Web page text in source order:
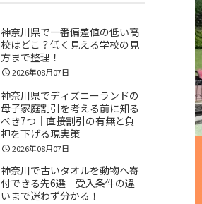
神奈川県で一番偏差値の低い高
校はどこ？低く見える学校の見
方まで整理！
2026年08月07日
神奈川県でディズニーランドの
母子家庭割引を考える前に知る
べき7つ｜直接割引の有無と負
担を下げる現実策
2026年08月07日
神奈川で古いタオルを動物へ寄
付できる先6選｜受入条件の違
いまで迷わず分かる！